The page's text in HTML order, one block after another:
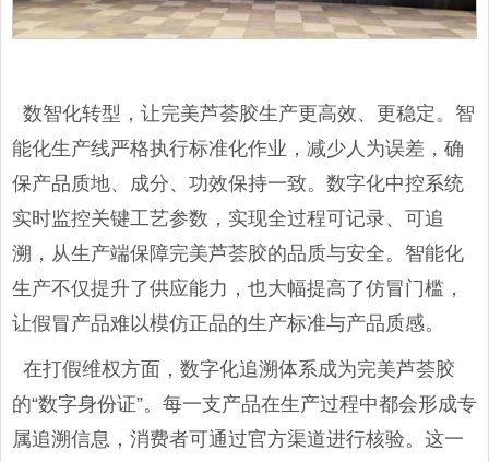
数智化转型，让完美芦荟胶生产更高效、更稳定。智
能化生产线严格执行标准化作业，减少人为误差，确
保产品质地、成分、功效保持一致。数字化中控系统
实时监控关键工艺参数，实现全过程可记录、可追
溯，从生产端保障完美芦荟胶的品质与安全。智能化
生产不仅提升了供应能力，也大幅提高了仿冒门槛，
让假冒产品难以模仿正品的生产标准与产品质感。
在打假维权方面，数字化追溯体系成为完美芦荟胶
的“数字身份证”。每一支产品在生产过程中都会形成专
属追溯信息，消费者可通过官方渠道进行核验。这一